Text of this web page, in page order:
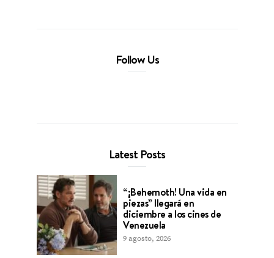
Follow Us
Latest Posts
“¡Behemoth! Una vida en
piezas” llegará en
diciembre a los cines de
Venezuela
9 agosto, 2026